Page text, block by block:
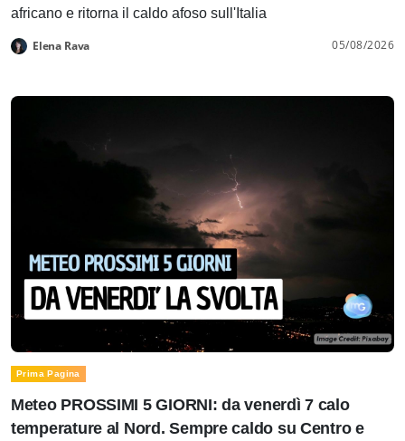
africano e ritorna il caldo afoso sull'Italia
Elena Rava 05/08/2026
Prima Pagina
Meteo PROSSIMI 5 GIORNI: da venerdì 7 calo
temperature al Nord. Sempre caldo su Centro e